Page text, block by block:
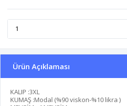
Ürün Açıklaması
KALIP :3XL
KUMAŞ :Modal (%90 viskon-%10 likra )